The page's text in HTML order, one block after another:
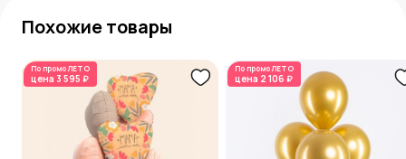
Похожие товары
По промоЛЕТО
цена 3 595 ₽
По промоЛЕТО
цена 2 106 ₽